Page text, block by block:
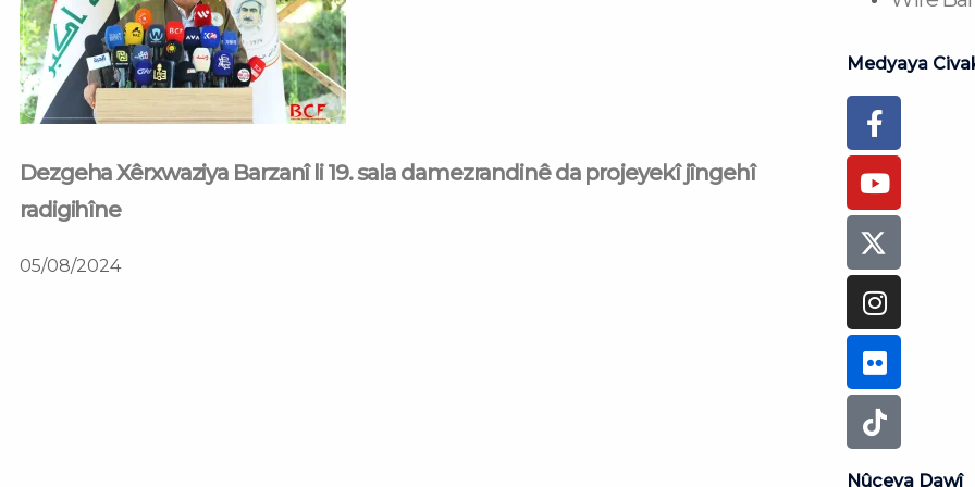
Dezgeha Xêrxwaziya Barzanî li 19. sala damezrandinê da projeyekî jîngehî
radigihîne
05/08/2024
Medyaya
f
Youtube
Flickr
Tiktok
Nûçeya Dawî